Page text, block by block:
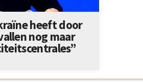
heeft door
nog maar